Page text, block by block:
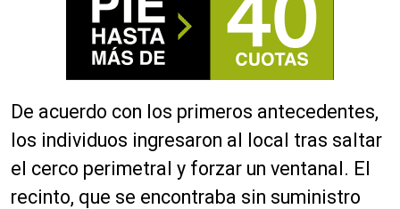
De acuerdo con los primeros antecedentes,
los individuos ingresaron al local tras saltar
el cerco perimetral y forzar un ventanal. El
recinto, que se encontraba sin suministro